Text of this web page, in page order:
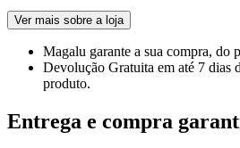
Ver mais sobre a loja
Magalu garante a sua compra, do
Devolução Gratuita em até 7 dias
produto.
Entrega e compra